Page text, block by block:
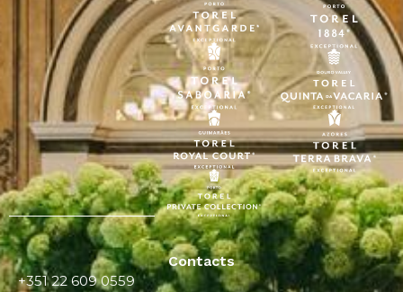
Contacts
+351 22 609 0559